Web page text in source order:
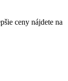
ceny nájdete na